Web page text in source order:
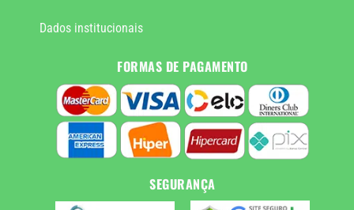
Dados institucionais
FORMAS DE PAGAMENTO
SEGURANÇA